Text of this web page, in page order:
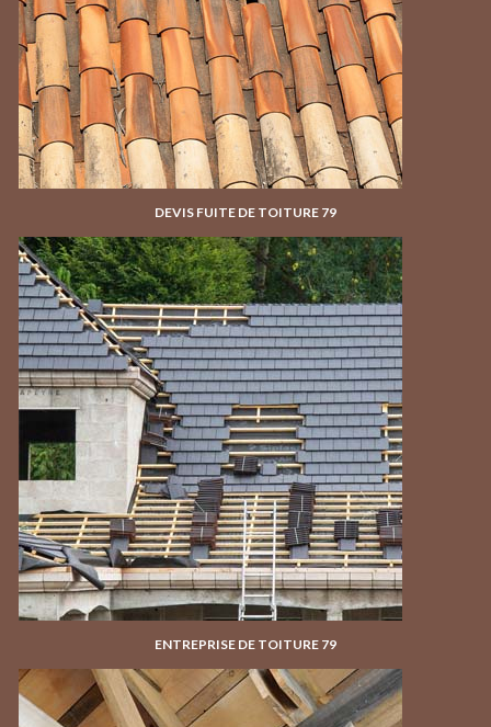
DEVIS FUITE DE TOITURE 79
ENTREPRISE DE TOITURE 79